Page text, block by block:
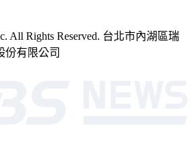
All Rights Reserved. 台北市內湖區瑞
份有限公司